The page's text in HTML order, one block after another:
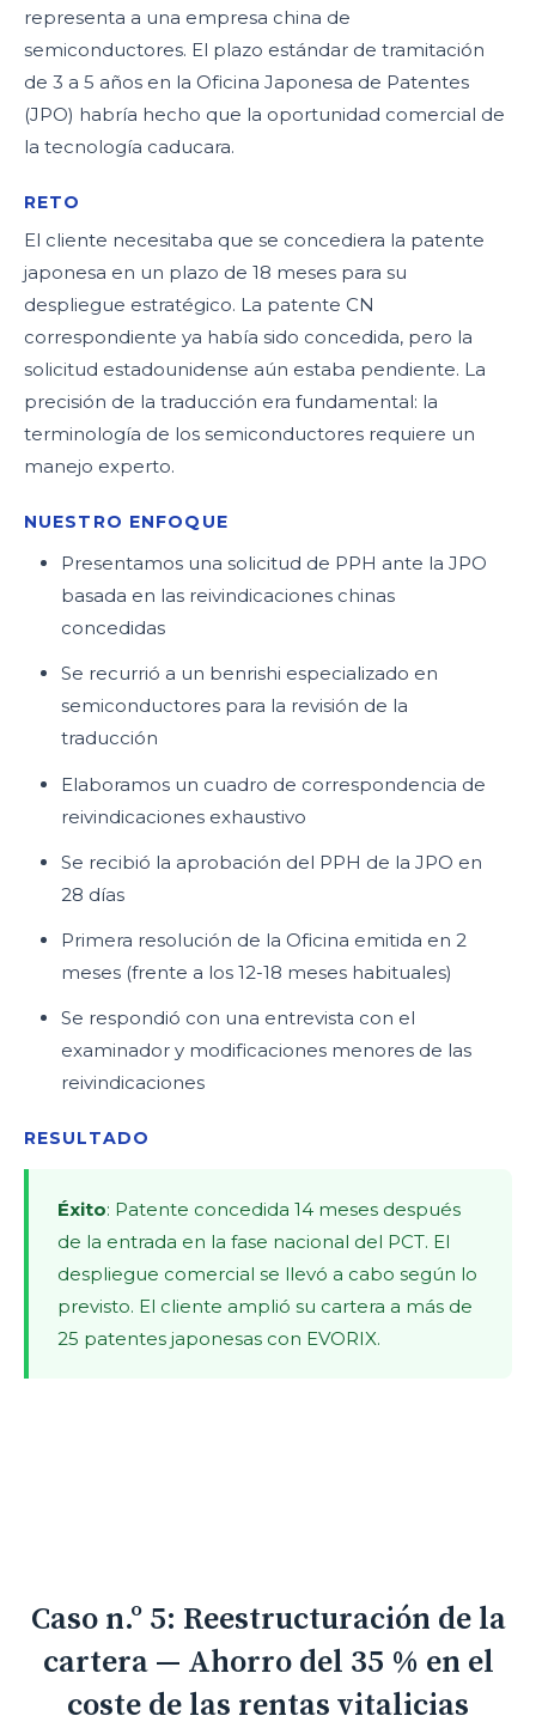
representa a una empresa china de
semiconductores. El plazo estándar de tramitación
de 3 a 5 años en la Oficina Japonesa de Patentes
(JPO) habría hecho que la oportunidad comercial de
la tecnología caducara.
RETO
El cliente necesitaba que se concediera la patente
japonesa en un plazo de 18 meses para su
despliegue estratégico. La patente CN
correspondiente ya había sido concedida, pero la
solicitud estadounidense aún estaba pendiente. La
precisión de la traducción era fundamental: la
terminología de los semiconductores requiere un
manejo experto.
NUESTRO ENFOQUE
Presentamos una solicitud de PPH ante la JPO
basada en las reivindicaciones chinas
concedidas
Se recurrió a un benrishi especializado en
semiconductores para la revisión de la
traducción
Elaboramos un cuadro de correspondencia de
reivindicaciones exhaustivo
Se recibió la aprobación del PPH de la JPO en
28 días
Primera resolución de la Oficina emitida en 2
meses (frente a los 12-18 meses habituales)
Se respondió con una entrevista con el
examinador y modificaciones menores de las
reivindicaciones
RESULTADO
Éxito: Patente concedida 14 meses después
de la entrada en la fase nacional del PCT. El
despliegue comercial se llevó a cabo según lo
previsto. El cliente amplió su cartera a más de
25 patentes japonesas con EVORIX.
Caso n.º 5: Reestructuración de la
cartera — Ahorro del 35 % en el
coste de las rentas vitalicias